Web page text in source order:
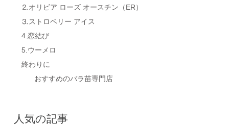
⒉オリビア ローズ オースチン（ER）
⒊ストロベリー アイス
4.恋結び
5.ウーメロ
終わりに
おすすめのバラ苗専門店
人気の記事